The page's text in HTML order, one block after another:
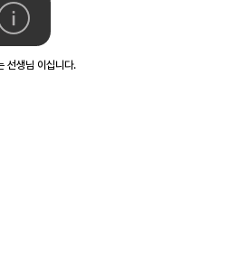
선생님 이십니다.